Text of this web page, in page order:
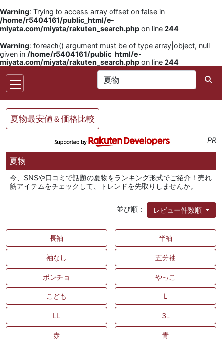
Warning: Trying to access array offset on false in
/home/r5404161/public_html/e-
miyata.com/miyata/rakuten_search.php on line 244
Warning: foreach() argument must be of type array|object, null
given in /home/r5404161/public_html/e-
miyata.com/miyata/rakuten_search.php on line 244
夏物最安値＆価格比較
PR
夏物
今、SNSや口コミで話題の夏物をランキング形式でご紹介！売れ
筋アイテムをチェックして、トレンドを先取りしませんか。
並び順： レビュー件数順
長袖 半袖
袖なし 五分袖
ポンチョ やっこ
こども L
LL 3L
赤 青